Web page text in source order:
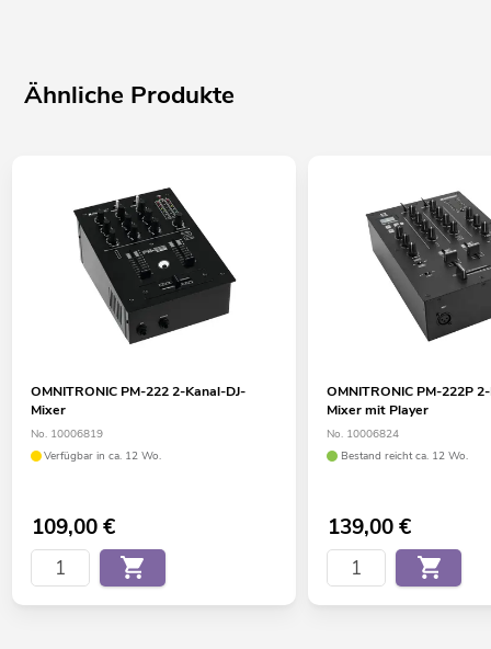
Ähnliche Produkte
OMNITRONIC PM-222 2-Kanal-DJ-
Mixer
No. 10006819
Verfügbar in ca. 12 Wo.
109,00€
OMNITRONIC PM-222P
Mixer mit Player
No. 10006824
Bestand reicht ca. 12 Wo.
139,00€